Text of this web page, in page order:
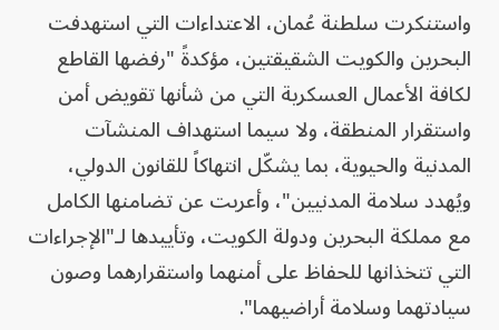
واستنكرت سلطنة عُمان، الاعتداءات التي استهدفت
البحرين والكويت الشقيقتين، مؤكدةً "رفضها القاطع
لكافة الأعمال العسكرية التي من شأنها تقويض أمن
واستقرار المنطقة، ولا سيما استهداف المنشآت
المدنية والحيوية، بما يشكّل انتهاكاً للقانون الدولي،
ويُهدد سلامة المدنيين"، وأعربت عن تضامنها الكامل
مع مملكة البحرين ودولة الكويت، وتأييدها لـ"الإجراءات
التي تتخذانها للحفاظ على أمنهما واستقرارهما وصون
سيادتهما وسلامة أراضيهما".